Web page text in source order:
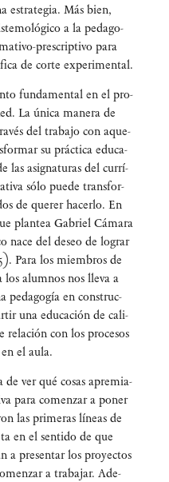
estra­te­gia. Más bien,
a la peda­go­
pres­crip­ti­vo para
de cor­te experimental.
fun­da­men­tal en el pro­
La úni­ca mane­ra de
del tra­ba­jo con aque­
su prác­ti­ca edu­ca­
las asig­na­tu­ras del currí­
sólo pue­de trans­for­
de que­rer hacer­lo. En
plan­tea Gabriel Cáma­ra
nace del deseo de lograr
Para los miem­bros de
los alum­nos nos lle­va a
peda­go­gía en cons­truc­
una edu­ca­ción de cali­
rela­ción con los pro­ce­sos
el aula.
de ver qué cosas apre­mia­
para comen­zar a poner
las pri­me­ras líneas de
en el sen­ti­do de que
a pre­sen­tar los pro­yec­tos
a tra­ba­jar. Ade­